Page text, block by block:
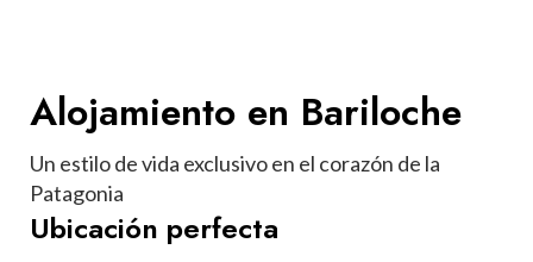
Alojamiento en Bariloche
Un estilo de vida exclusivo en el corazón de la
Patagonia
Ubicación perfecta